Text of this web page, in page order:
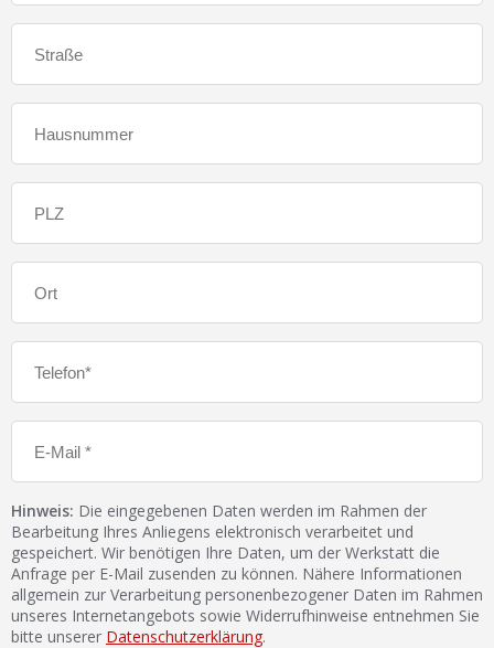
Hinweis: Die eingegebenen Daten werden im Rahmen der
Bearbeitung Ihres Anliegens elektronisch verarbeitet und
gespeichert. Wir benötigen Ihre Daten, um der Werkstatt die
Anfrage per E-Mail zusenden zu können. Nähere Informationen
allgemein zur Verarbeitung personenbezogener Daten im Rahmen
unseres Internetangebots sowie Widerrufhinweise entnehmen Sie
bitte unserer Datenschutzerklärung.